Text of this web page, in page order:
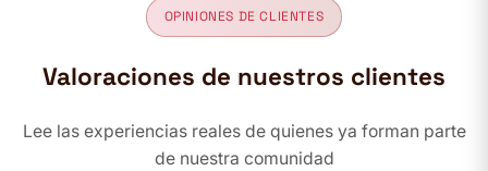
OPINIONES DE CLIENTES
Valoraciones de nuestros clientes
Lee las experiencias reales de quienes ya forman parte
de nuestra comunidad